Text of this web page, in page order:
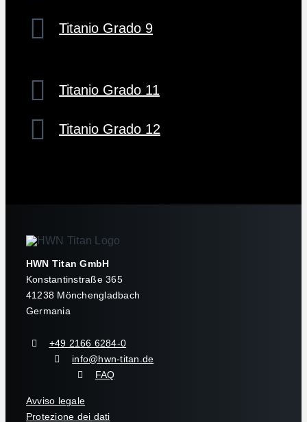
Titanio Grado 9
Titanio Grado 11
Titanio Grado 12
HWN Titan GmbH
Konstantinstraße 365
41238 Mönchengladbach
Germania
+49 2166 6284-0
info@hwn-titan.de
FAQ
Avviso legale
Protezione dei dati